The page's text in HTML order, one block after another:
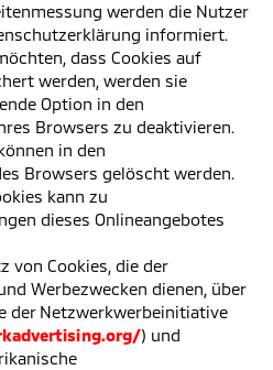
werden die Nutzer
informiert.
dass Cookies auf
werden, werden sie
Option in den
Browsers zu deaktivieren.
in den
Browsers gelöscht werden.
kann zu
dieses Onlineangebotes
von Cookies, die der
Werbezwecken dienen, über
der Netzwerkwerbeinitiative
) und